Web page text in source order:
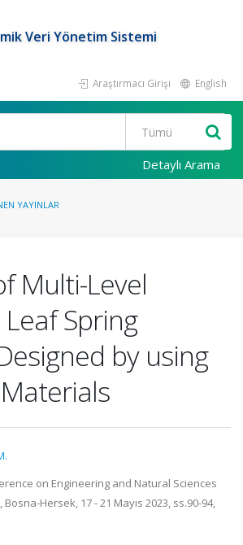
Veri Yönetim Sistemi
Araştırmacı Girişi English
Detaylı Arama
YAYINLAR
Multi-Level
Spring
by using
on Engineering and Natural Sciences
Bosna-Hersek, 17 - 21 Mayıs 2023, ss.90-94,